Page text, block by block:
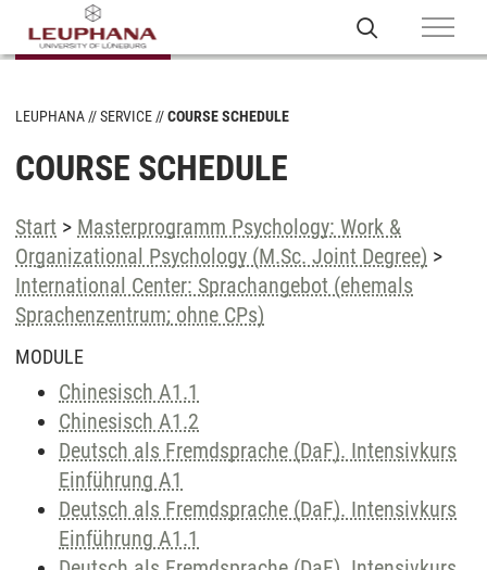
LEUPHANA SERVICE COURSE SCHEDULE
COURSE SCHEDULE
Start > Masterprogramm Psychology: Work &
Organizational Psychology (M.Sc. Joint Degree) >
International Center: Sprachangebot (ehemals
Sprachenzentrum; ohne CPs)
MODULE
Chinesisch A1.1
Chinesisch A1.2
Deutsch als Fremdsprache (DaF). Intensivkurs
Einführung A1
Deutsch als Fremdsprache (DaF). Intensivkurs
Einführung A1.1